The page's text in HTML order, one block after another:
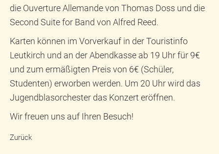
die Ouverture Allemande von Thomas Doss und die
Second Suite for Band von Alfred Reed.
Karten können im Vorverkauf in der Touristinfo
Leutkirch und an der Abendkasse ab 19 Uhr für 9€
und zum ermäßigten Preis von 6€ (Schüler,
Studenten) erworben werden. Um 20 Uhr wird das
Jugendblasorchester das Konzert eröffnen.
Wir freuen uns auf Ihren Besuch!
Zurück